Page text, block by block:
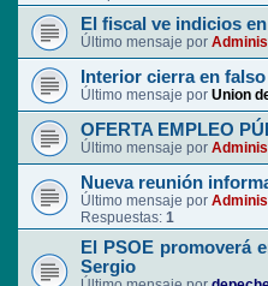
El fiscal ve indicios
Último mensaje por
Interior cierra en
Último mensaje por Union
OFERTA EMPLEO
Último mensaje por
Nueva reunión
Último mensaje por
Respuestas: 1
El PSOE promoverá
Sergio